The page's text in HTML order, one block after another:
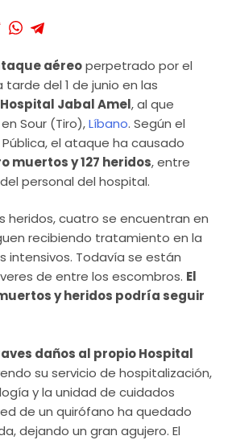
aéreoperpetrado por el
del 1 de junio en las
Hospital Jabal Amel, al que
Sour (Tiro),Líbano. Según el
el ataque ha causado
muertos y 127 heridos, entre
personal del hospital.
heridos, cuatro se encuentran en
recibiendo tratamiento en la
intensivos. Todavía se están
de entre los escombros. El
y heridos podría seguir
daños al propio Hospital
su servicio de hospitalización,
y la unidad de cuidados
de un quirófano ha quedado
dejando un gran agujero. El